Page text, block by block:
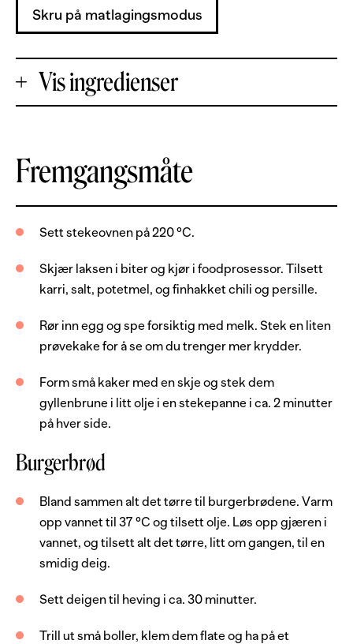
Skru på matlagingsmodus
Vis ingredienser
Porsjoner
600 g
laksefilet, uten skinn og bein
1.5 ss
salt
0.5 ss
chili, rød
1 stk
egg
1 dl melk
Burgerbrød
250 g
hvetemel sammalt, grovt
100 g
rugmel
1 ts
salt
Fremgangsmåte
Sett stekeovnen på 220 °C.
Skjær laksen i biter og kjør i foodprosessor. Tilsett
karri, salt, potetmel, og finhakket chili og persille.
Rør inn egg og spe forsiktig med melk. Stek en liten
prøvekake for å se om du trenger mer krydder.
Form små kaker med en skje og stek dem
gyllenbrune i litt olje i en stekepanne i ca. 2 minutter
på hver side.
Burgerbrød
Bland sammen alt det tørre til burgerbrødene. Varm
opp vannet til 37 °C og tilsett olje. Løs opp gjæren i
vannet, og tilsett alt det tørre, litt om gangen, til en
smidig deig.
Sett deigen til heving i ca. 30 minutter.
Trill ut små boller, klem dem flate og ha på et